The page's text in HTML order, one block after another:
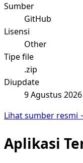
Sumber
GitHub
Lisensi
Other
Tipe file
.zip
Diupdate
9 Agustus 2026
Lihat sumber resmi
Aplikasi